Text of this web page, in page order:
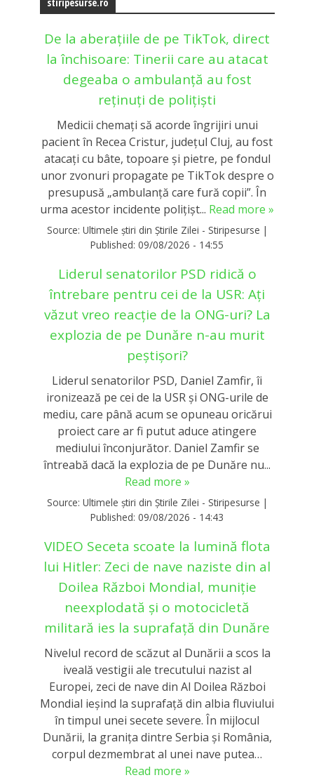
De la aberațiile de pe TikTok, direct
la închisoare: Tinerii care au atacat
degeaba o ambulanță au fost
reținuți de polițiști
Medicii chemaţi să acorde îngrijiri unui
pacient în Recea Cristur, judeţul Cluj, au fost
atacaţi cu bâte, topoare şi pietre, pe fondul
unor zvonuri propagate pe TikTok despre o
presupusă „ambulanţă care fură copii”. În
urma acestor incidente polițișt... Read more »
Source: Ultimele știri din Știrile Zilei - Stiripesurse |
Published: 09/08/2026 - 14:55
Liderul senatorilor PSD ridică o
întrebare pentru cei de la USR: Ați
văzut vreo reacție de la ONG-uri? La
explozia de pe Dunăre n-au murit
peștișori?
Liderul senatorilor PSD, Daniel Zamfir, îi
ironizează pe cei de la USR și ONG-urile de
mediu, care până acum se opuneau oricărui
proiect care ar fi putut aduce atingere
mediului înconjurător. Daniel Zamfir se
întreabă dacă la explozia de pe Dunăre nu...
Read more »
Source: Ultimele știri din Știrile Zilei - Stiripesurse |
Published: 09/08/2026 - 14:43
VIDEO Seceta scoate la lumină flota
lui Hitler: Zeci de nave naziste din al
Doilea Război Mondial, muniție
neexplodată și o motocicletă
militară ies la suprafață din Dunăre
Nivelul record de scăzut al Dunării a scos la
iveală vestigii ale trecutului nazist al
Europei, zeci de nave din Al Doilea Război
Mondial ieşind la suprafaţă din albia fluviului
în timpul unei secete severe. În mijlocul
Dunării, la graniţa dintre Serbia şi România,
corpul dezmembrat al unei nave putea…
Read more »